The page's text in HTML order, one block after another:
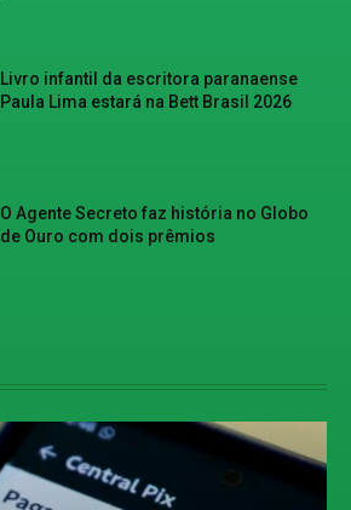
Livro infantil da escritora paranaense
Paula Lima estará na Bett Brasil 2026
O Agente Secreto faz história no Globo
de Ouro com dois prêmios